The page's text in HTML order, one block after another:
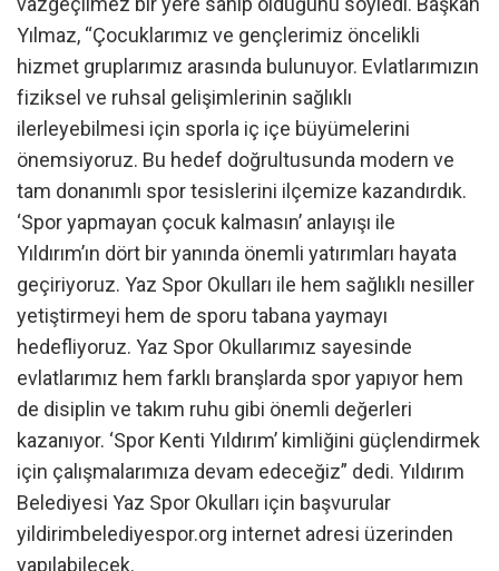
Yılmaz, “Çocuklarımız ve gençlerimiz öncelikli
hizmet gruplarımız arasında bulunuyor. Evlatlarımızın
fiziksel ve ruhsal gelişimlerinin sağlıklı
ilerleyebilmesi için sporla iç içe büyümelerini
önemsiyoruz. Bu hedef doğrultusunda modern ve
tam donanımlı spor tesislerini ilçemize kazandırdık.
‘Spor yapmayan çocuk kalmasın’ anlayışı ile
Yıldırım’ın dört bir yanında önemli yatırımları hayata
geçiriyoruz. Yaz Spor Okulları ile hem sağlıklı nesiller
yetiştirmeyi hem de sporu tabana yaymayı
hedefliyoruz. Yaz Spor Okullarımız sayesinde
evlatlarımız hem farklı branşlarda spor yapıyor hem
de disiplin ve takım ruhu gibi önemli değerleri
kazanıyor. ‘Spor Kenti Yıldırım’ kimliğini güçlendirmek
için çalışmalarımıza devam edeceğiz” dedi. Yıldırım
Belediyesi Yaz Spor Okulları için başvurular
yildirimbelediyespor.org internet adresi üzerinden
yapılabilecek.